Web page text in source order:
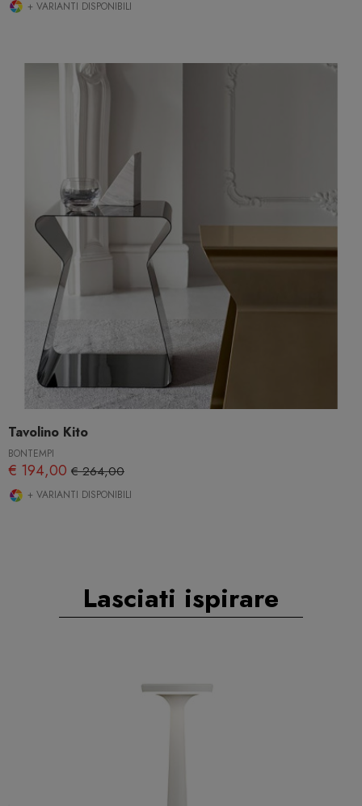
+ VARIANTI DISPONIBILI
Tavolino Kito
BONTEMPI
€ 194,00 € 264,00
+ VARIANTI DISPONIBILI
Lasciati ispirare